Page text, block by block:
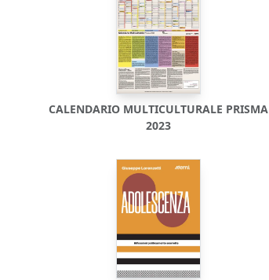
CALENDARIO MULTICULTURALE PRISMA
2023